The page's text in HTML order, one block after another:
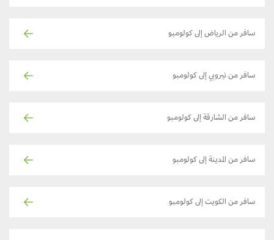
سافر من الرياض إلى كولومبو
سافر من نيروبي إلى كولومبو
سافر من الشارقة إلى كولومبو
سافر من المدينة إلى كولومبو
سافر من الكويت إلى كولومبو